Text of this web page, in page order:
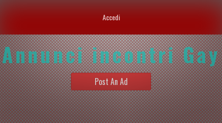
Accedi
Annunci incontri Gay
Post An Ad